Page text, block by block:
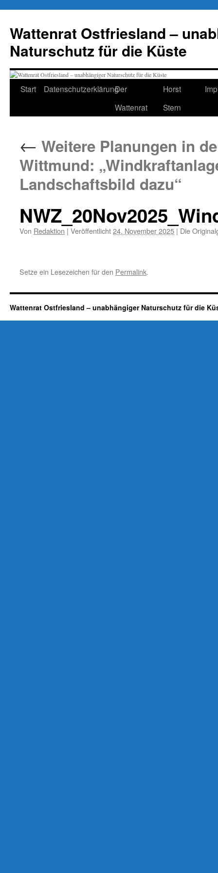
springen
Wattenrat Ostfriesland –
Naturschutz für die Küste
Start DatenschutzerklärungDer
Wattenrat
Horst
Stern
← Weitere Planungen in
Wittmund:
Landschaftsbild dazu“
Von Redaktion | Veröffentlicht24. November 2025 | Die
Setze ein Lesezeichen für den Permalink.
Wattenrat Ostfriesland – unabhängiger Naturschutz für die